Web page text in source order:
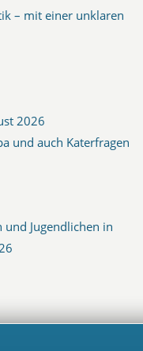
– mit einer unklaren
2026
und auch Katerfragen
Jugendlichen in